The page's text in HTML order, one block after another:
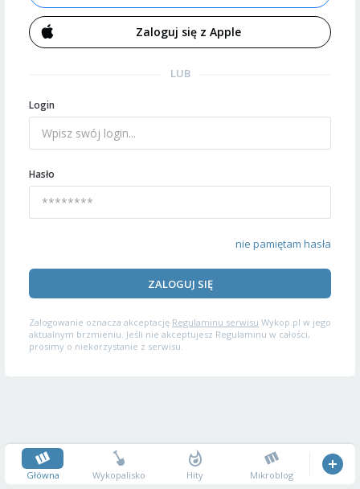
Zaloguj się z Apple
LUB
Login
Hasło
nie pamiętam hasła
ZALOGUJ SIĘ
Zalogowanie oznacza akceptację Regulaminu serwisu Wykop.pl w jego
aktualnym brzmieniu. Jeśli nie akceptujesz Regulaminu w całości,
prosimy o niekorzystanie z serwisu.
Główna Wykopalisko Hity Mikroblog